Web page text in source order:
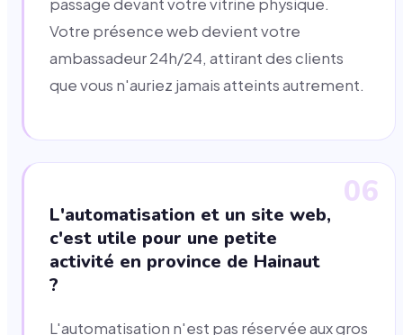
passage devant votre vitrine physique.
Votre présence web devient votre
ambassadeur 24h/24, attirant des clients
que vous n'auriez jamais atteints autrement.
06
L'automatisation et un site web,
c'est utile pour une petite
activité en province de Hainaut
?
L'automatisation n'est pas réservée aux gros